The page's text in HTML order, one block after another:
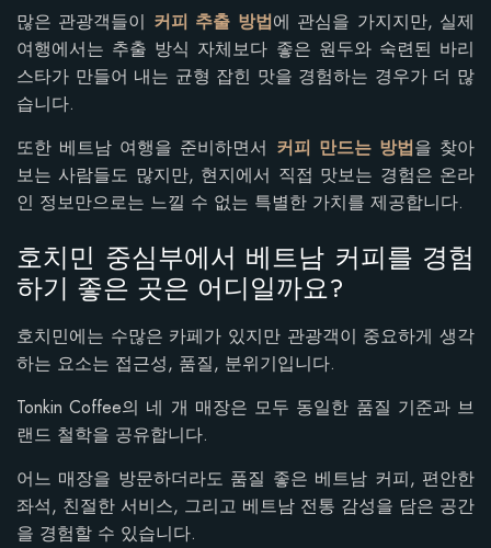
많은 관광객들이 커피 추출 방법에 관심을 가지지만, 실제
여행에서는 추출 방식 자체보다 좋은 원두와 숙련된 바리
스타가 만들어 내는 균형 잡힌 맛을 경험하는 경우가 더 많
습니다.
또한 베트남 여행을 준비하면서 커피 만드는 방법을 찾아
보는 사람들도 많지만, 현지에서 직접 맛보는 경험은 온라
인 정보만으로는 느낄 수 없는 특별한 가치를 제공합니다.
호치민 중심부에서 베트남 커피를 경험
하기 좋은 곳은 어디일까요?
호치민에는 수많은 카페가 있지만 관광객이 중요하게 생각
하는 요소는 접근성, 품질, 분위기입니다.
Tonkin Coffee의 네 개 매장은 모두 동일한 품질 기준과 브
랜드 철학을 공유합니다.
어느 매장을 방문하더라도 품질 좋은 베트남 커피, 편안한
좌석, 친절한 서비스, 그리고 베트남 전통 감성을 담은 공간
을 경험할 수 있습니다.